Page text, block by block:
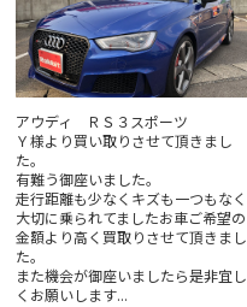
アウディ ＲＳ３スポーツ
Ｙ様より買い取りさせて頂きまし
た。
有難う御座いました。
走行距離も少なくキズも一つもなく
大切に乗られてましたお車ご希望の
金額より高く買取りさせて頂きまし
た。
また機会が御座いましたら是非宜し
くお願いします...